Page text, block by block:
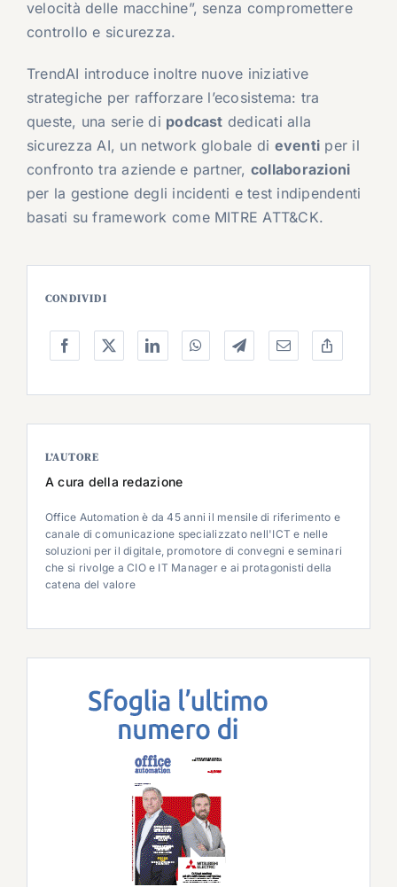
velocità delle macchine”, senza compromettere
controllo e sicurezza.
TrendAI introduce inoltre nuove iniziative
strategiche per rafforzare l’ecosistema: tra
queste, una serie di podcast dedicati alla
sicurezza AI, un network globale di eventi per il
confronto tra aziende e partner, collaborazioni
per la gestione degli incidenti e test indipendenti
basati su framework come MITRE ATT&CK.
CONDIVIDI
L’AUTORE
A cura della redazione
Office Automation è da 45 anni il mensile di riferimento e
canale di comunicazione specializzato nell'ICT e nelle
soluzioni per il digitale, promotore di convegni e seminari
che si rivolge a CIO e IT Manager e ai protagonisti della
catena del valore